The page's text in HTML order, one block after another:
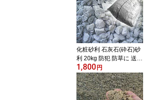
化粧砂利 石灰石(砕石)砂
利 20kg 防犯 防草に 送料
無料
1,800 円